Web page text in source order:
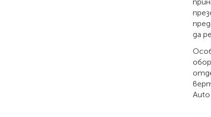
да
Auto